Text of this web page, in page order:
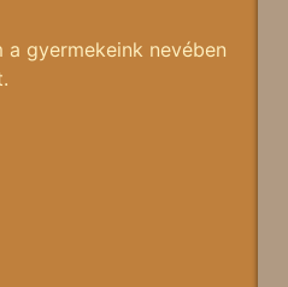
gyermekeink nevében